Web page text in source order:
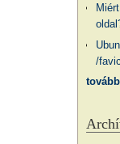
/
tovább